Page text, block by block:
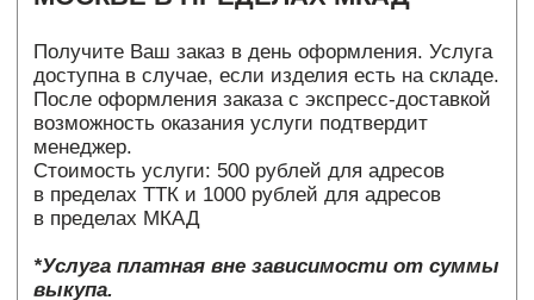
Через курьерскую службу доставки (за счет
клиента). Изделие необходимо направить в
коробке, в которой пришел заказ, по адресу : г.
Москва, ул. Гарибальди д.6/1, контактный
номер телефона для связи: +7 985 213-33-00.
Адресно, любой курьерской службой до двери,
КРОМЕ отправления обыкновенной посылкой
Почтой России. Для получения заявления на
возврат - обратитесь в нашу службу
поддержки по номеру телефону указанному
ранее или на почтуinfo@bybiol.ru
Самостоятельно в шоу-рум, предварительно
согласовав время с менеджером по телефону
+7 985 213-33-00. При себе необходимо иметь